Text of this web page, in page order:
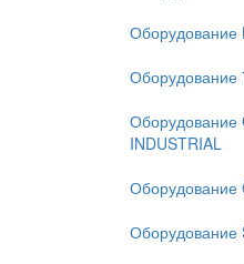
Оборудование
Оборудование
INDUSTRIAL
Оборудование
Оборудование